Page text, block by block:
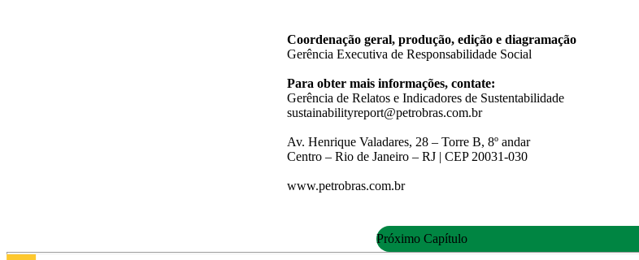
Coordenação geral, produção, edição e diagramação
Gerência Executiva de Responsabilidade Social
Para obter mais informações, contate:
Gerência de Relatos e Indicadores de Sustentabilidade
sustainabilityreport@petrobras.com.br
Av. Henrique Valadares, 28 – Torre B, 8º andar
Centro – Rio de Janeiro – RJ | CEP 20031-030
www.petrobras.com.br
Próximo Capítulo